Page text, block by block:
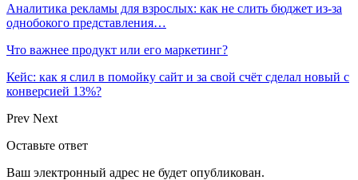
Аналитика рекламы для взрослых: как не слить бюджет из-за
однобокого представления…
Что важнее продукт или его маркетинг?
Кейс: как я слил в помойку сайт и за свой счёт сделал новый с
конверсией 13%?
Prev Next
Оставьте ответ
Ваш электронный адрес не будет опубликован.